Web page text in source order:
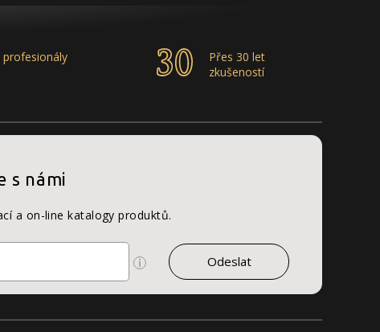
Přes 30 let
zkušeností
s námi
a on-line katalogy produktů.